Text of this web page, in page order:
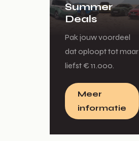
Summer
Deals
Pak jouw voordeel
dat oploopt tot maar
liefst € 11.000.
Meer
informatie